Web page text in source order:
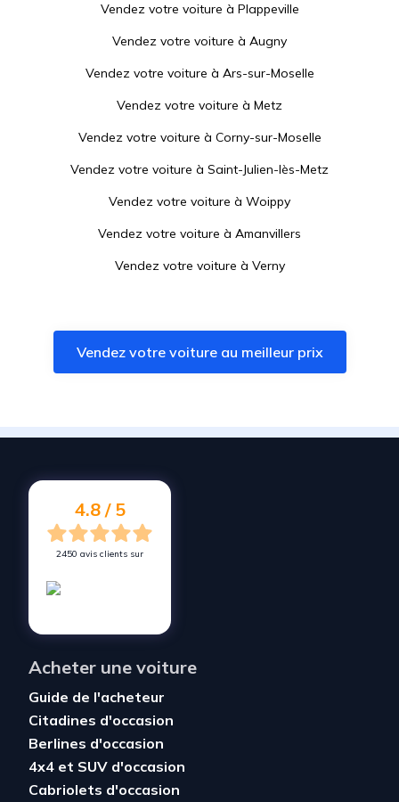
Vendez votre voiture à Plappeville
Vendez votre voiture à Augny
Vendez votre voiture à Ars-sur-Moselle
Vendez votre voiture à Metz
Vendez votre voiture à Corny-sur-Moselle
Vendez votre voiture à Saint-Julien-lès-Metz
Vendez votre voiture à Woippy
Vendez votre voiture à Amanvillers
Vendez votre voiture à Verny
Vendez votre voiture àSainte-Marie-aux-Chênes
Vendez votre voiture àMarange-Silvange
Vendez votre voiture à
Vendez votre voiture au meilleur prix
4.8 / 5
2450 avis clients sur
Acheter une voiture
Guide de l'acheteur
Citadines d'occasion
Berlines d'occasion
4x4 et SUV d'occasion
Cabriolets d'occasion